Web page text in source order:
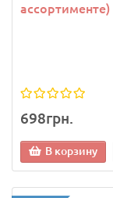
ассортименте)
698грн.
В корзину